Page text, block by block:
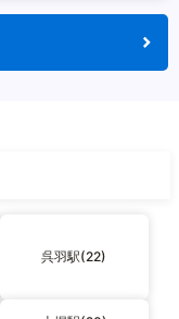
呉羽駅(22)